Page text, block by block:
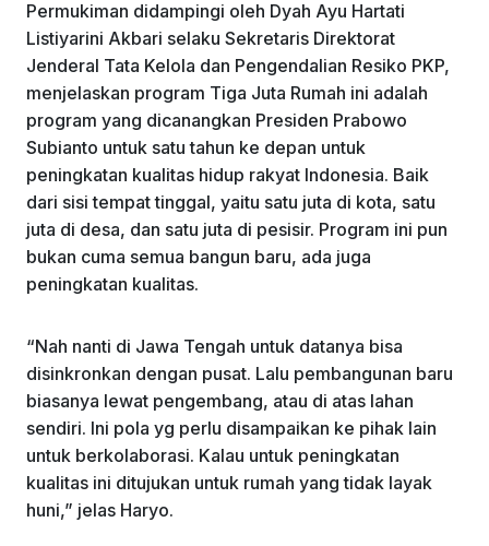
Permukiman didampingi oleh Dyah Ayu Hartati
Listiyarini Akbari selaku Sekretaris Direktorat
Jenderal Tata Kelola dan Pengendalian Resiko PKP,
menjelaskan program Tiga Juta Rumah ini adalah
program yang dicanangkan Presiden Prabowo
Subianto untuk satu tahun ke depan untuk
peningkatan kualitas hidup rakyat Indonesia. Baik
dari sisi tempat tinggal, yaitu satu juta di kota, satu
juta di desa, dan satu juta di pesisir. Program ini pun
bukan cuma semua bangun baru, ada juga
peningkatan kualitas.
“Nah nanti di Jawa Tengah untuk datanya bisa
disinkronkan dengan pusat. Lalu pembangunan baru
biasanya lewat pengembang, atau di atas lahan
sendiri. Ini pola yg perlu disampaikan ke pihak lain
untuk berkolaborasi. Kalau untuk peningkatan
kualitas ini ditujukan untuk rumah yang tidak layak
huni,” jelas Haryo.